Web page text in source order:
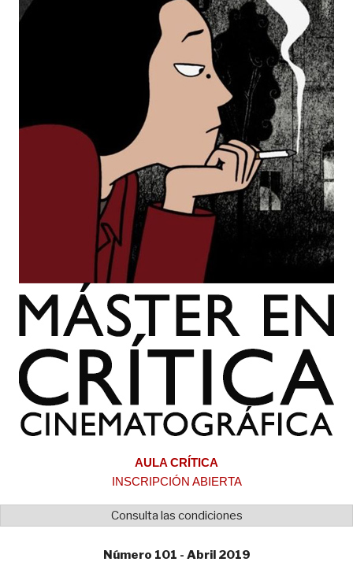
AULA CRÍTICA
INSCRIPCIÓN ABIERTA
Consulta las condiciones
Número 101 - Abril 2019